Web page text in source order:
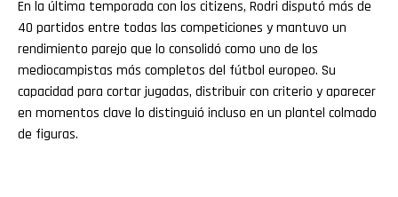
En la última temporada con los citizens, Rodri disputó más de
40 partidos entre todas las competiciones y mantuvo un
rendimiento parejo que lo consolidó como uno de los
mediocampistas más completos del fútbol europeo. Su
capacidad para cortar jugadas, distribuir con criterio y aparecer
en momentos clave lo distinguió incluso en un plantel colmado
de figuras.